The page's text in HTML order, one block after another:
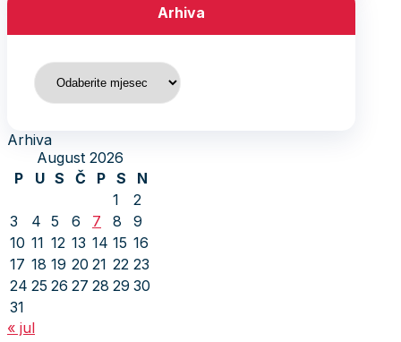
Arhiva
Arhiva
Arhiva
August 2026
P
U S Č P S
N
1
2
3
4 5 6 7 8
9
10 11 12 13 14 15 16
17 18 19 20 21 22 23
24 25 26 27 28 29 30
31
« jul